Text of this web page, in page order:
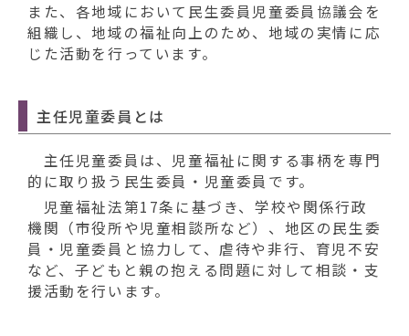
また、各地域において民生委員児童委員協議会を
組織し、地域の福祉向上のため、地域の実情に応
じた活動を行っています。
主任児童委員とは
主任児童委員は、児童福祉に関する事柄を専門
的に取り扱う民生委員・児童委員です。
児童福祉法第17条に基づき、学校や関係行政
機関（市役所や児童相談所など）、地区の民生委
員・児童委員と協力して、虐待や非行、育児不安
など、子どもと親の抱える問題に対して相談・支
援活動を行います。